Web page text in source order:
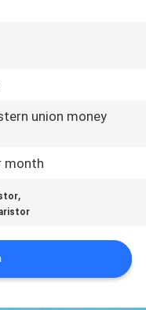
union money
month
,